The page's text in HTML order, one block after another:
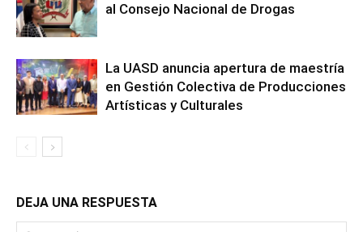
al Consejo Nacional de Drogas
La UASD anuncia apertura de maestría
en Gestión Colectiva de Producciones
Artísticas y Culturales
DEJA UNA RESPUESTA